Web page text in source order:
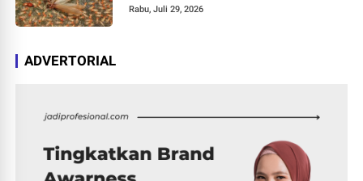
Rabu, Juli 29, 2026
ADVERTORIAL